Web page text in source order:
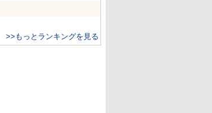
>>もっとランキングを見る